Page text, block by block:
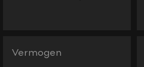
Vermogen